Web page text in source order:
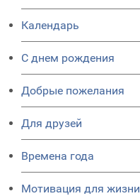
Календарь
C днем рождения
Добрые пожелания
Для друзей
Времена года
Мотивация для жизни